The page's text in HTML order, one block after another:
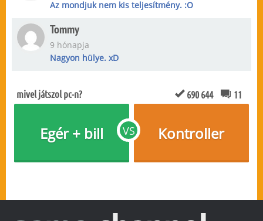
Az mondjuk nem kis teljesítmény. :O
Tommy
9 hónapja
Nagyon hülye. xD
mivel játszol pc-n? 690 644 11
VS
Egér + bill Kontroller